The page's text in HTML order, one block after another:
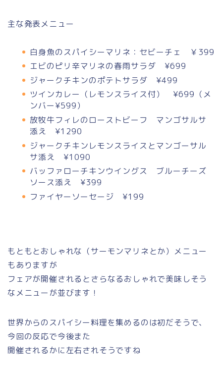
主な発表メニュー
白身魚のスパイシーマリネ：セビーチェ ￥399
エビのピリ辛マリネの春雨サラダ ¥699
ジャークチキンのポテトサラダ ¥499
ツインカレー（レモンスライス付） ¥699（メ
ンバー¥599）
放牧牛フィレのローストビーフ マンゴサルサ
添え ¥1290
ジャークチキンレモンスライスとマンゴーサル
サ添え ¥1090
バッファローチキンウイングス ブルーチーズ
ソース添え ¥399
ファイヤーソーセージ ¥199
もともとおしゃれな（サーモンマリネとか）メニュー
もありますが
フェアが開催されるとさらなるおしゃれで美味しそう
なメニューが並びます！
世界からのスパイシー料理を集めるのは初だそうで、
今回の反応で今後また
開催されるかに左右されそうですね